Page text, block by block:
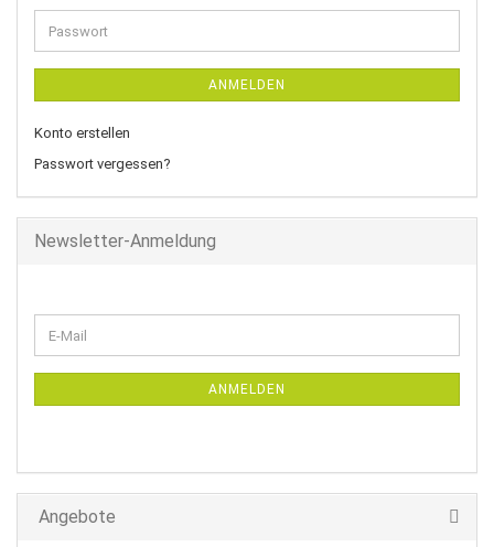
Adresse
Passwort
ANMELDEN
Konto erstellen
Passwort vergessen?
Newsletter-Anmeldung
ZUR
E-
Mail
ANMELDEN
Angebote